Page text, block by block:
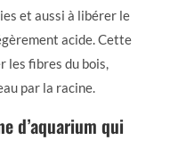
et aussi à libérer le
acide. Cette
les fibres du bois,
par la racine.
d’aquarium qui